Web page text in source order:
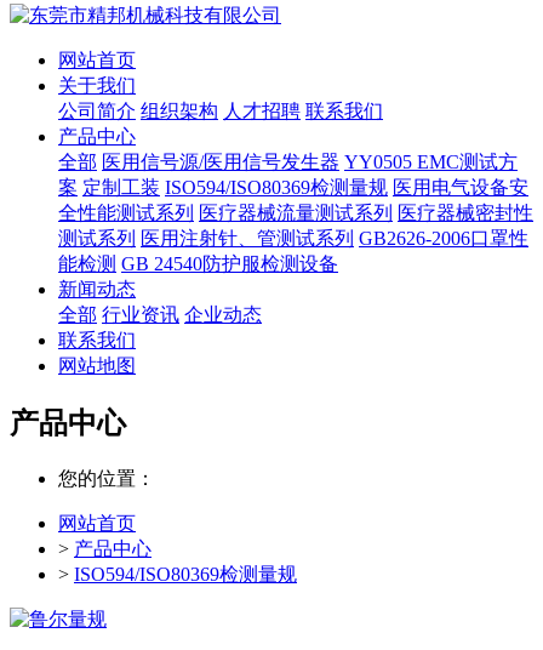
网站首页
关于我们
公司简介 组织架构 人才招聘 联系我们
产品中心
全部 医用信号源/医用信号发生器 YY0505 EMC测试方
案 定制工装 ISO594/ISO80369检测量规 医用电气设备安
全性能测试系列 医疗器械流量测试系列 医疗器械密封性
测试系列 医用注射针、管测试系列 GB2626-2006口罩性
能检测 GB 24540防护服检测设备
新闻动态
全部 行业资讯 企业动态
联系我们
网站地图
产品中心
您的位置：
网站首页
> 产品中心
> ISO594/ISO80369检测量规